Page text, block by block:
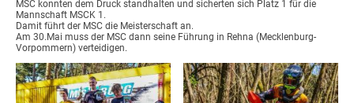
MSC konnten dem Druck standhalten und sicherten sich Platz 1 für die
Mannschaft MSCK 1.
Damit führt der MSC die Meisterschaft an.
Am 30.Mai muss der MSC dann seine Führung in Rehna (Mecklenburg-
Vorpommern) verteidigen.